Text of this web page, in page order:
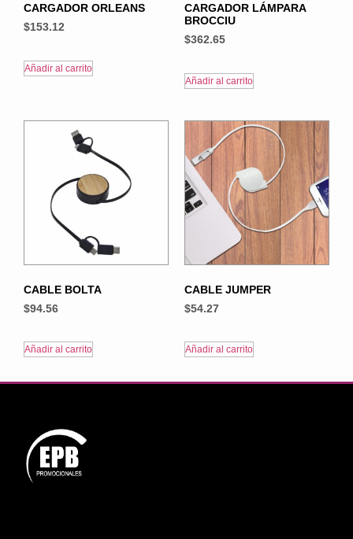
CARGADOR ORLEANS
$153.12
Añadir al carrito
CARGADOR LÁMPARA
BROCCIU
$362.65
Añadir al carrito
CABLE BOLTA
$94.56
Añadir al carrito
CABLE JUMPER
$54.27
Añadir al carrito